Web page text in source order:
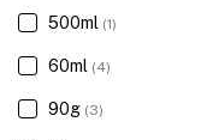
500ml (1)
60ml (4)
90g (3)